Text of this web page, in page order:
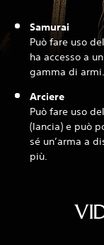
Samurai
Può fare uso
ha accesso a
gamma di armi.
Arciere
Può fare uso
(lancia) e può
sé un’arma a
più.